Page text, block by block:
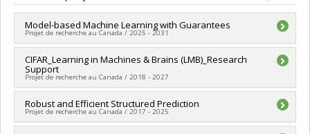
Grade :Ph. D.
Lien vers le document dans Papyrus
Model-based Machine Learning with Guarantees
Projet de recherche au Canada / 2025 - 2031
Funding sources:CRSNG/Conseil de recherches en sciences
naturelles et génie du Canada (CRSNG)
Grant programs:
CIFAR_Learning in Machines & Brains (LMB)_Research
Support
Projet de recherche au Canada / 2018 - 2027
Lead researcher :Simon Lacoste-Julien
Funding sources: CIFAR - Canadian Institute for Advanced
Research/ Institut canadien des recherches avancées
Robust and Efficient Structured Prediction
Projet de recherche au Canada / 2017 - 2025